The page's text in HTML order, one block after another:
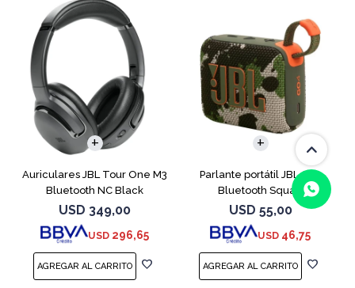
Auriculares JBL Tour One M3
Bluetooth NC Black
USD 349,00
USD 296,65
Parlante portátil JBL Go4
Bluetooth Squad
USD 55,00
USD 46,75
(0/4)